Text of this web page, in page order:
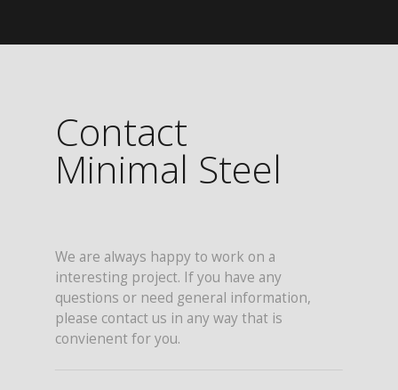
Contact
Minimal Steel
We are always happy to work on a
interesting project. If you have any
questions or need general information,
please contact us in any way that is
convienent for you.